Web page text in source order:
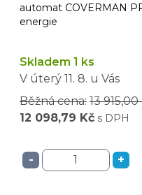
automat COVERMAN
energie
Skladem 1 ks
V úterý 11. 8. u Vás
Běžná cena: 13 915,00
12 098,79 Kč s DPH
- +